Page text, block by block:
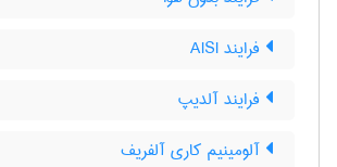
فرایند AISI
فرایند آلدیپ
آلومینیم کاری آلفریف